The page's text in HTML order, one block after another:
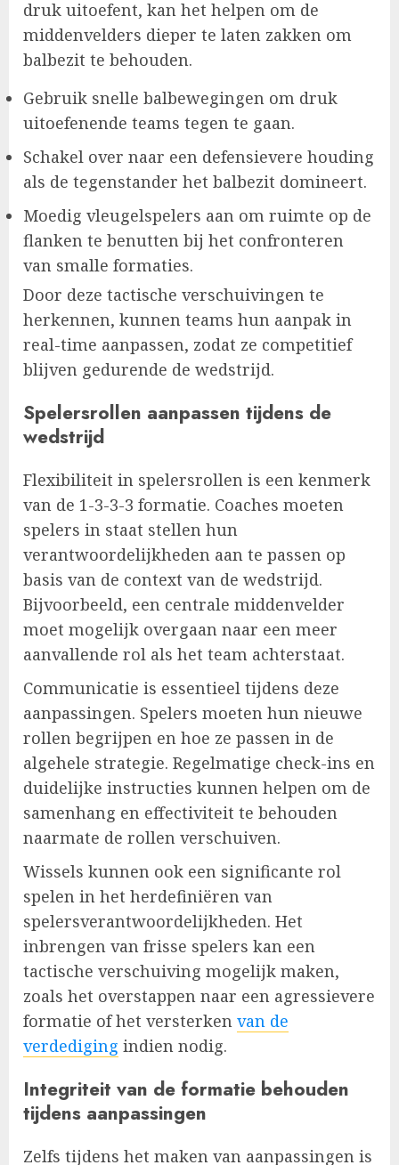
druk uitoefent, kan het helpen om de
middenvelders dieper te laten zakken om
balbezit te behouden.
Gebruik snelle balbewegingen om druk
uitoefenende teams tegen te gaan.
Schakel over naar een defensievere houding
als de tegenstander het balbezit domineert.
Moedig vleugelspelers aan om ruimte op de
flanken te benutten bij het confronteren
van smalle formaties.
Door deze tactische verschuivingen te
herkennen, kunnen teams hun aanpak in
real-time aanpassen, zodat ze competitief
blijven gedurende de wedstrijd.
Spelersrollen aanpassen tijdens de
wedstrijd
Flexibiliteit in spelersrollen is een kenmerk
van de 1-3-3-3 formatie. Coaches moeten
spelers in staat stellen hun
verantwoordelijkheden aan te passen op
basis van de context van de wedstrijd.
Bijvoorbeeld, een centrale middenvelder
moet mogelijk overgaan naar een meer
aanvallende rol als het team achterstaat.
Communicatie is essentieel tijdens deze
aanpassingen. Spelers moeten hun nieuwe
rollen begrijpen en hoe ze passen in de
algehele strategie. Regelmatige check-ins en
duidelijke instructies kunnen helpen om de
samenhang en effectiviteit te behouden
naarmate de rollen verschuiven.
Wissels kunnen ook een significante rol
spelen in het herdefiniëren van
spelersverantwoordelijkheden. Het
inbrengen van frisse spelers kan een
tactische verschuiving mogelijk maken,
zoals het overstappen naar een agressievere
formatie of het versterken van de
verdediging indien nodig.
Integriteit van de formatie behouden
tijdens aanpassingen
Zelfs tijdens het maken van aanpassingen is